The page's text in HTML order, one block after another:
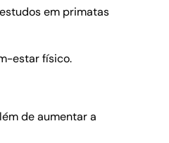
em primatas
estar físico.
de aumentar a